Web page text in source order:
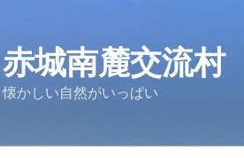
赤城南麓交流村
懐かしい自然がいっぱい